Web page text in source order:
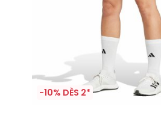
-10% DÈS 2*